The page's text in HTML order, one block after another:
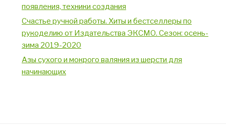
появления, техники создания
Счастье ручной работы. Хиты и бестселлеры по
рукоделию от Издательства ЭКСМО. Сезон: осень-
зима 2019-2020
Азы сухого и мокрого валяния из шерсти для
начинающих